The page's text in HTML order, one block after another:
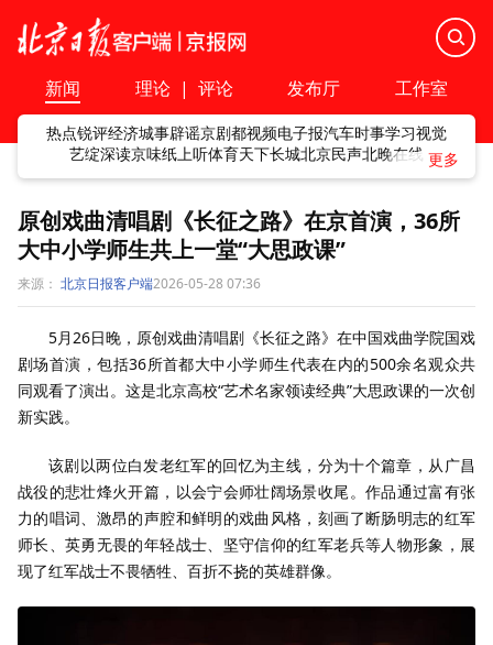
新闻 理论 | 评论 发布厅 工作室
热点锐评经济城事辟谣京剧都视频电子报汽车时事学习视觉
艺绽深读京味纸上听体育天下长城北京民声北晚在线
原创戏曲清唱剧《长征之路》在京首演，36所
大中小学师生共上一堂“大思政课”
来源： 北京日报客户端2026-05-28 07:36
5月26日晚，原创戏曲清唱剧《长征之路》在中国戏曲学院国戏
剧场首演，包括36所首都大中小学师生代表在内的500余名观众共
同观看了演出。这是北京高校“艺术名家领读经典”大思政课的一次创
新实践。
该剧以两位白发老红军的回忆为主线，分为十个篇章，从广昌
战役的悲壮烽火开篇，以会宁会师壮阔场景收尾。作品通过富有张
力的唱词、激昂的声腔和鲜明的戏曲风格，刻画了断肠明志的红军
师长、英勇无畏的年轻战士、坚守信仰的红军老兵等人物形象，展
现了红军战士不畏牺牲、百折不挠的英雄群像。